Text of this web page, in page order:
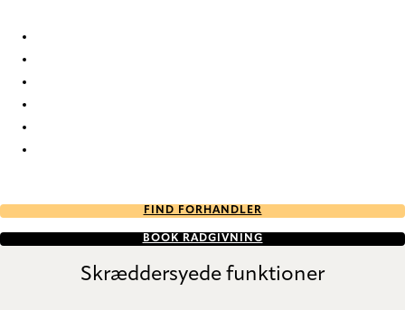
FIND FORHANDLER
BOOK RÅDGIVNING
Skræddersyede funktioner